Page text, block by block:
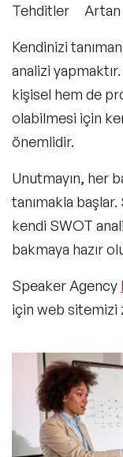
Tehditler
Kendinizi
analizi
kişisel hem de
olabilmesi için
önemlidir.
Unutmayın, her
tanımakla başlar.
kendi SWOT
bakmaya hazır
Speaker Agency
için web sitemizi